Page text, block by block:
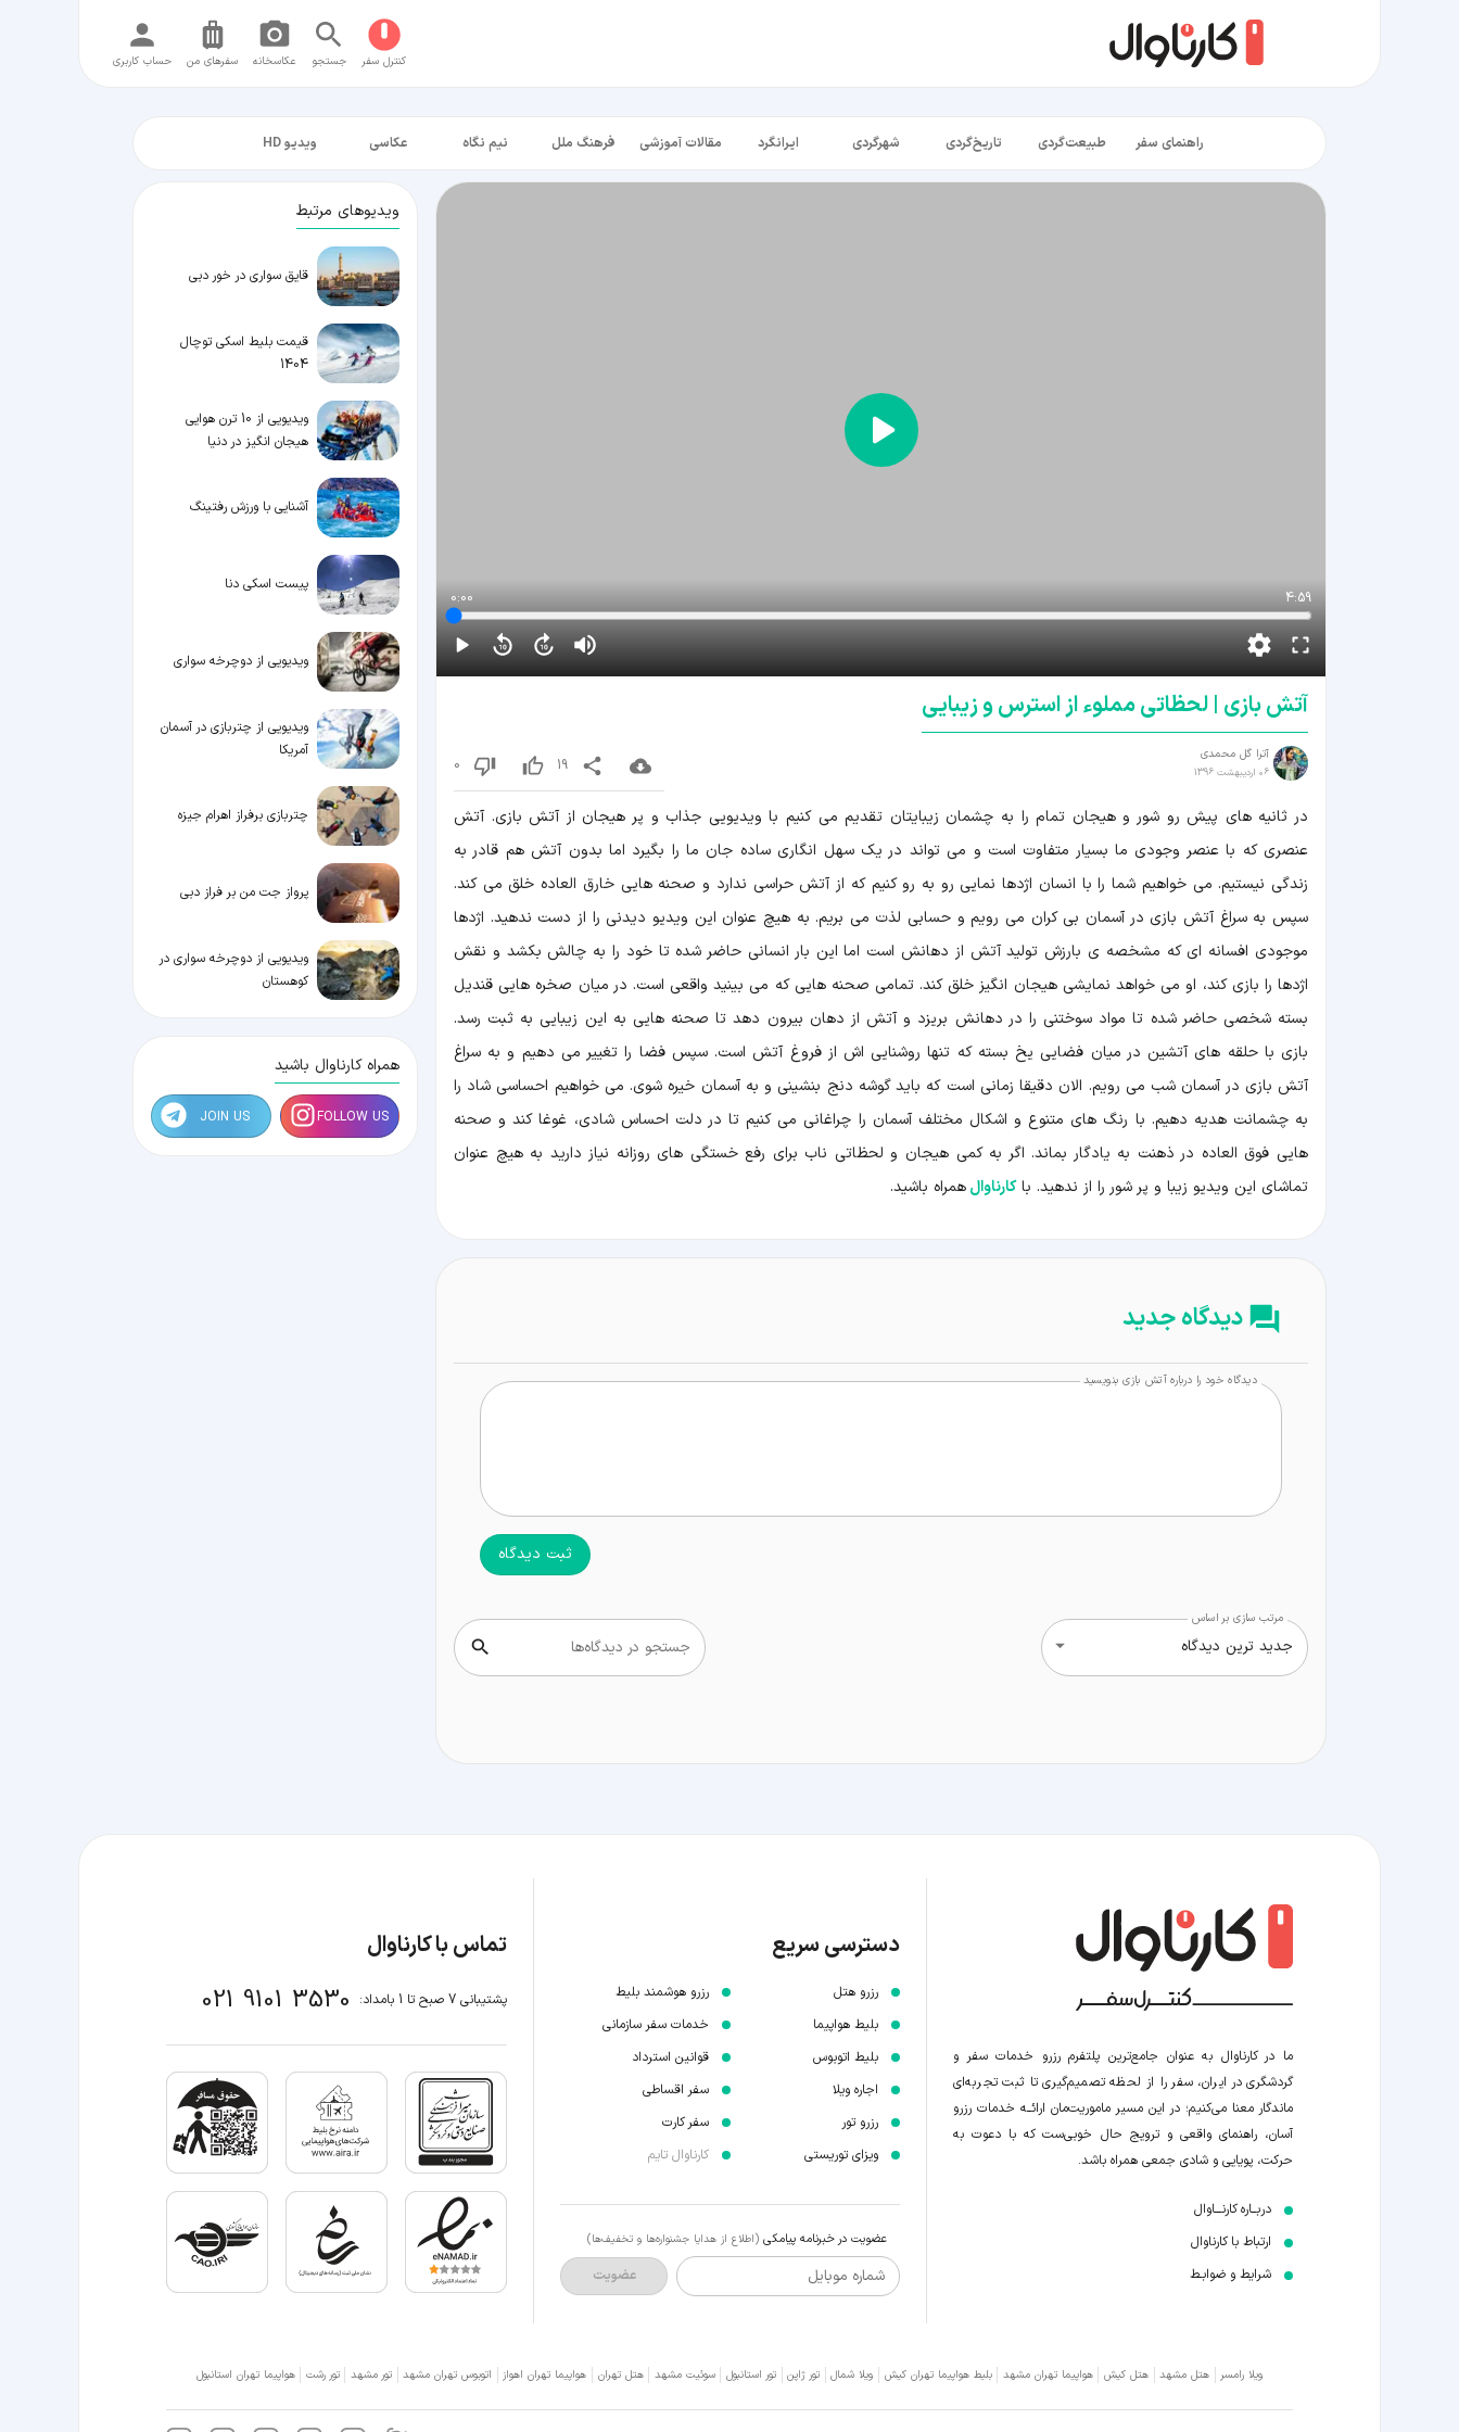
کنترل سفر جستجو عکاسخانه سفر‌های من حساب کاربری
راهنمای سفر طبیعت‌گردی تاریخ‌گردی شهرگردی ایرانگرد مقالات آموزشی فرهنگ ملل نیم نگاه عکاسی ویدیو HD
4:59
0:00
آتش بازی | لحظاتی مملوء از استرس و زیبایی
آترا گل محمدی
06 اردیبهشت 1396 19
0
در ثانیه های پیش رو شور و هیجان تمام را به چشمان زیبایتان تقدیم می کنیم با ویدیویی جذاب و پر هیجان از آتش بازی. آتش
عنصری که با عنصر وجودی ما بسیار متفاوت است و می تواند در یک سهل انگاری ساده جان ما را بگیرد اما بدون آتش هم قادر به
زندگی نیستیم. می خواهیم شما را با انسان اژدها نمایی رو به رو کنیم که از آتش حراسی ندارد و صحنه هایی خارق العاده خلق می کند.
سپس به سراغ آتش بازی در آسمان بی کران می رویم و حسابی لذت می بریم. به هیچ عنوان این ویدیو دیدنی را از دست ندهید. اژدها
موجودی افسانه ای که مشخصه ی بارزش تولید آتش از دهانش است اما این بار انسانی حاضر شده تا خود را به چالش بکشد و نقش
اژدها را بازی کند، او می خواهد نمایشی هیجان انگیز خلق کند. تمامی صحنه هایی که می بینید واقعی است. در میان صخره هایی قندیل
بسته شخصی حاضر شده تا مواد سوختنی را در دهانش بریزد و آتش از دهان بیرون دهد تا صحنه هایی به این زیبایی به ثبت رسد.
بازی با حلقه های آتشین در میان فضایی یخ بسته که تنها روشنایی اش از فروغ آتش است. سپس فضا را تغییر می دهیم و به سراغ
آتش بازی در آسمان شب می رویم. الان دقیقا زمانی است که باید گوشه دنج بنشینی و به آسمان خیره شوی. می خواهیم احساسی شاد را
به چشمانت هدیه دهیم. با رنگ های متنوع و اشکال مختلف آسمان را چراغانی می کنیم تا در دلت احساس شادی، غوغا کند و صحنه
هایی فوق العاده در ذهنت به یادگار بماند. اگر به کمی هیجان و لحظاتی ناب برای رفع خستگی های روزانه نیاز دارید به هیچ عنوان
تماشای این ویدیو زیبا و پر شور را از ندهید. باکارناوالهمراه باشید.
دیدگاه جدید
دیدگاه خود را درباره آتش بازی بنویسید
ثبت دیدگاه
جستجو در دیدگاه‌ها
مرتب سازی بر اساس
جدید ترین دیدگاه
ویدیوهای مرتبط
قایق سواری در خور دبی
قیمت بلیط اسکی توچال
1404
ویدیویی از 10 ترن هوایی
هیجان انگیز در دنیا
آشنایی با ورزش رفتینگ
پیست اسکی دنا
ویدیویی از دوچرخه سواری
ویدیویی از چتربازی در آسمان
آمریکا
چتربازی برفراز اهرام جیزه
پرواز جت من بر فراز دبی
ویدیویی از دوچرخه سواری در
کوهستان
همراه کارناوال باشید
FOLLOW US
JOIN US
ما در کارناوال به عنوان جامع‌ترین پلتفرم رزرو خدمات سفر و
گردشگری در ایران، سفر را از لحظه‌ تصمیم‌گیری تا ثبت تجربه‌ای
ماندگار معنا می‌کنیم؛ در این مسیر‍ ماموریت‌مان اراﺋــﻪ خدمات رزرو
آسان، راهنمای واقعی و ترویج حال خوبی‌ست که با دعوت به
حرکت، پویایی و شادی جمعی همراه باشد.
دربــاره کارنـــاوال
ارتباط با کارناوال
شرایط و ضوابـط
دسترسی سریع
رزرو هتل
بلیط هواپیما
بلیط اتوبوس
اجاره ویلا
رزرو تور
ویزای توریستی
رزرو هوشمند بلیط
خدمات سفر سازمانی
قوانین استرداد
سفر اقساطی
سفر کارت
کارناوال تایم
عضویت در خبرنامه پیامکی (اطلاع از هدایا جشنواره‌ها و تخفیف‌ها)
شماره موبایل عضویت
تماس با کارناوال
پشتیبانی 7 صبح تا 1 بامداد: 021 9101 3530
ویلا رامسر هتل مشهد هتل کیش هواپیما تهران مشهد بلیط هواپیما تهران کیش ویلا شمال تور ژاپن تور استانبول سوئیت مشهد هتل تهران هواپیما تهران اهواز اتوبوس تهران مشهد تور مشهد تور رشت هواپیما تهران استانبول